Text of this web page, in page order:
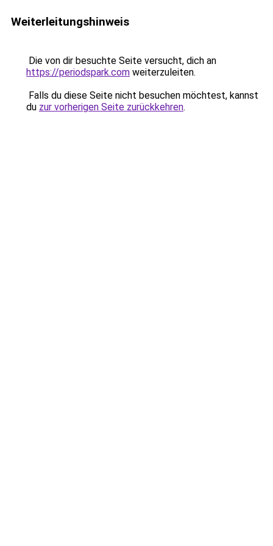
Weiterleitungshinweis
Die von dir besuchte Seite versucht, dich an
https://periodspark.com weiterzuleiten.
Falls du diese Seite nicht besuchen möchtest, kannst
du zur vorherigen Seite zurückkehren.